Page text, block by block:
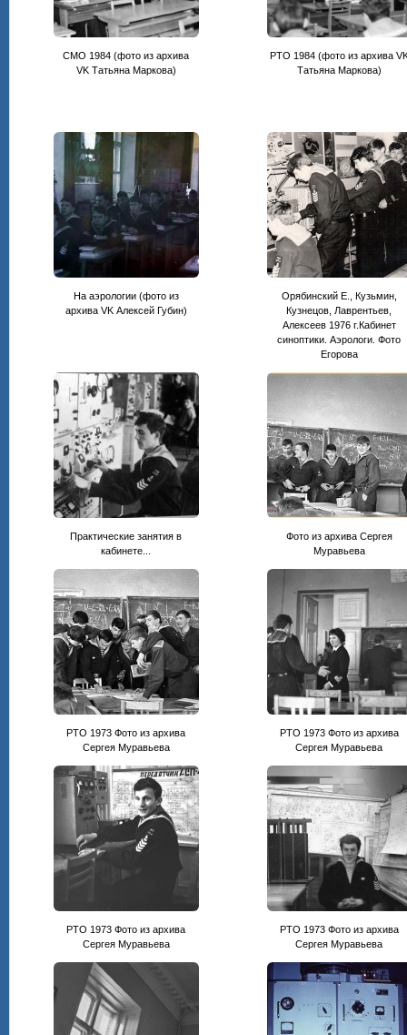
СМО 1984 (фото из архива
VK Татьяна Маркова)
РТО 1984 (фото из архива
Татьяна Маркова)
На аэрологии (фото из
архива VK Алексей Губин)
Орябинский Е., Кузьмин,
Кузнецов, Лаврентьев,
Алексеев 1976 г.Кабинет
синоптики. Аэрологи. Фото
Егорова
Практические занятия в
кабинете...
Фото из архива Сергея
Муравьева
PTO 1973 Фото из архива
Сергея Муравьева
PTO 1973 Фото из архива
Сергея Муравьева
PTO 1973 Фото из архива
Сергея Муравьева
PTO 1973 Фото из архива
Сергея Муравьева